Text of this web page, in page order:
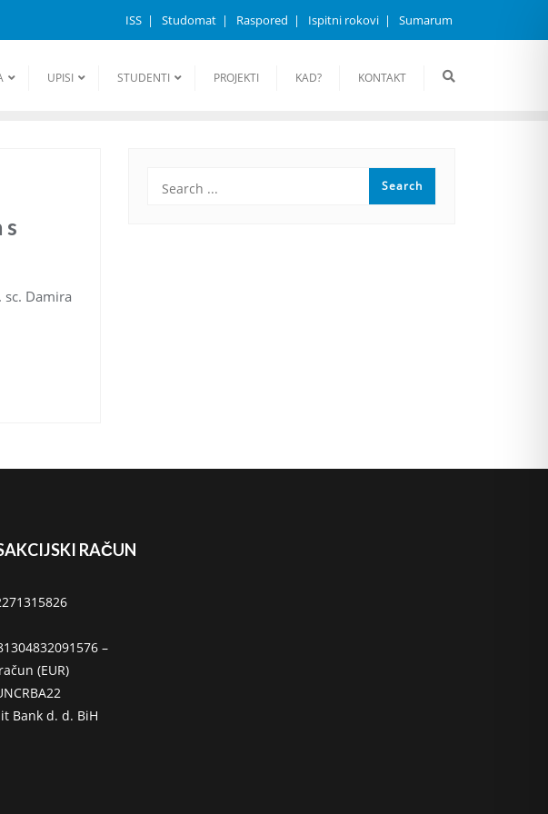
ISS Studomat Raspored Ispitni rokovi Sumarum
UPISI STUDENTI PROJEKTI KAD? KONTAKT
s
sc. Damira
RAČUN
–
(EUR)
Bank d. d. BiH